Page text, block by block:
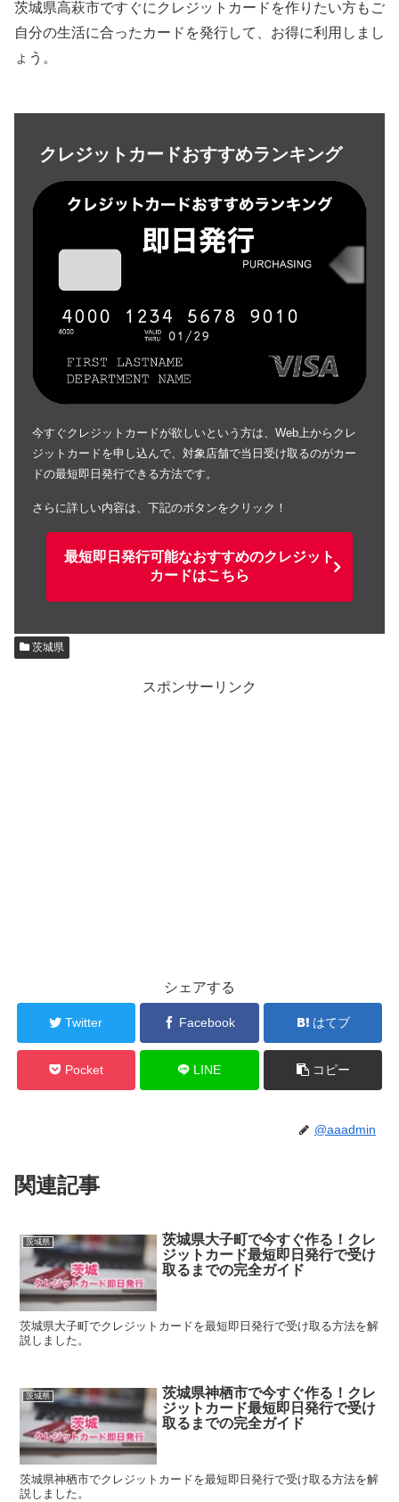
茨城県高萩市ですぐにクレジットカードを作りたい方もご
自分の生活に合ったカードを発行して、お得に利用しまし
ょう。
クレジットカードおすすめランキング
今すぐクレジットカードが欲しいという方は、Web上からクレ
ジットカードを申し込んで、対象店舗で当日受け取るのがカー
ドの最短即日発行できる方法です。
さらに詳しい内容は、下記のボタンをクリック！
最短即日発行可能なおすすめのクレジット
カードはこちら
茨城県
スポンサーリンク
シェアする
Twitter Facebook はてブ
Pocket LINE コピー
@aaadmin
関連記事
茨城県
茨城県大子町で今すぐ作る！クレ
ジットカード最短即日発行で受け
取るまでの完全ガイド
茨城県大子町でクレジットカードを最短即日発行で受け取る方法を解
説しました。
茨城県
茨城県神栖市で今すぐ作る！クレ
ジットカード最短即日発行で受け
取るまでの完全ガイド
茨城県神栖市でクレジットカードを最短即日発行で受け取る方法を解
説しました。